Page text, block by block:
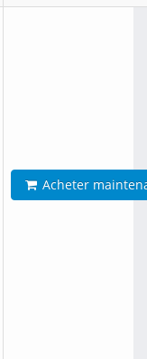
Acheter